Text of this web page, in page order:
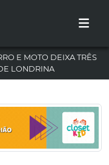
E MOTO DEIXA TRÊS
LONDRINA